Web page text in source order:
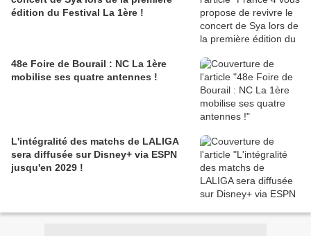
édition du Festival La 1ère !
48e Foire de Bourail : NC La 1ère
mobilise ses quatre antennes !
L'intégralité des matchs de LALIGA
sera diffusée sur Disney+ via ESPN
jusqu'en 2029 !